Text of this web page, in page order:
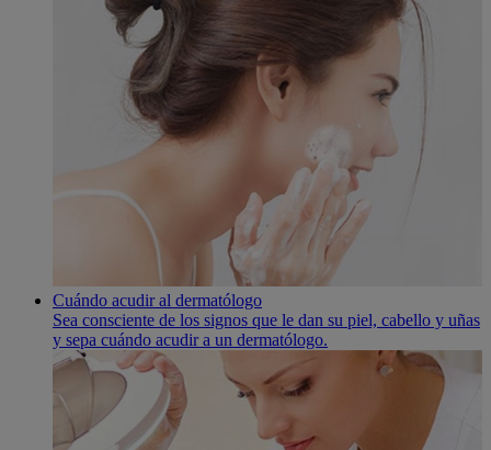
Cuándo acudir al dermatólogo
Sea consciente de los signos que le dan su piel, cabello y uñas
y sepa cuándo acudir a un dermatólogo.